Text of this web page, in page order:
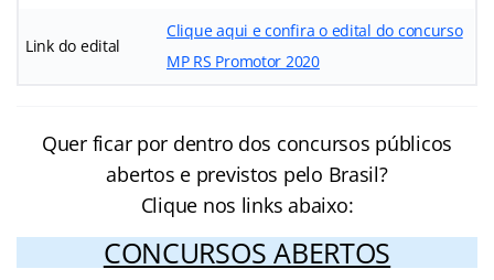
Link do edital
Clique aqui e confira o edital do concurso
MP RS Promotor 2020
Quer ficar por dentro dos concursos públicos
abertos e previstos pelo Brasil?
Clique nos links abaixo:
CONCURSOS ABERTOS